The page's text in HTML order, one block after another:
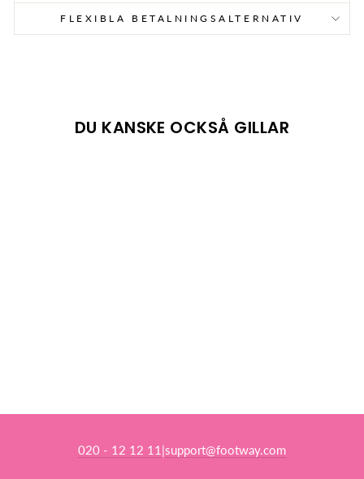
FLEXIBLA BETALNINGSALTERNATIV
DU KANSKE OCKSÅ GILLAR
020 - 12 12 11 |support@footway.com